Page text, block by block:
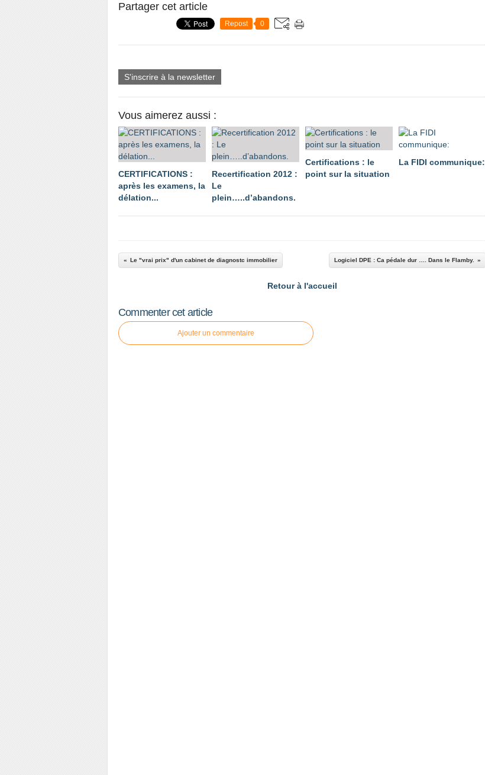
Partager cet article
Repost 0
S'inscrire à la newsletter
Vous aimerez aussi :
CERTIFICATIONS :
après les examens, la
délation...
Recertification 2012 :
Le
plein…..d’abandons.
Certifications : le
point sur la situation
La FIDI communique:
Le "vrai prix" d'un cabinet de diagnostc immobilier Logiciel DPE : Ca pédale dur …. Dans le Flamby.
Retour à l'accueil
Commenter cet article
Ajouter un commentaire